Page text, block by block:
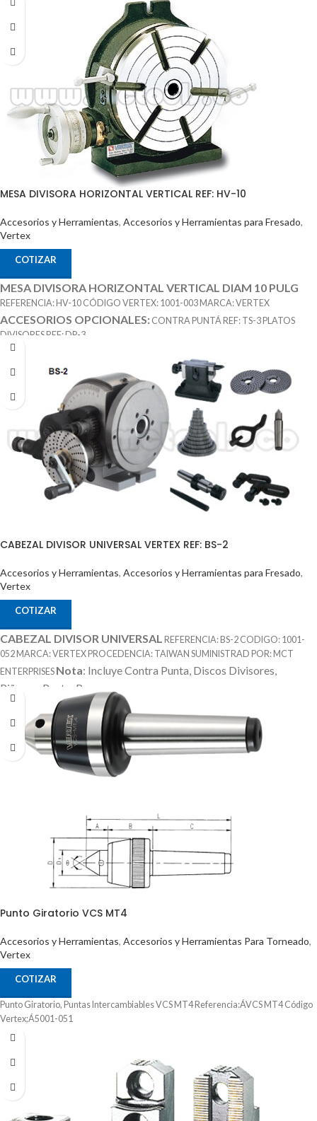
MESA DIVISORA HORIZONTAL VERTICAL REF: HV-10
Accesorios y Herramientas, Accesorios y Herramientas para Fresado,
Vertex
COTIZAR
MESA DIVISORA HORIZONTAL VERTICAL DIAM 10 PULG
REFERENCIA: HV-10 CÓDIGO VERTEX: 1001-003 MARCA: VERTEX
ACCESORIOS OPCIONALES: CONTRA PUNTÁ REF: TS-3 PLATOS
DIVISORES REF: DP-3
CABEZAL DIVISOR UNIVERSAL VERTEX REF: BS-2
Accesorios y Herramientas, Accesorios y Herramientas para Fresado,
Vertex
COTIZAR
CABEZAL DIVISOR UNIVERSAL REFERENCIA: BS-2 CODIGO: 1001-
052 MARCA: VERTEX PROCEDENCIA: TAIWAN SUMINISTRAD POR: MCT
ENTERPRISES Nota: Incluye Contra Punta, Discos Divisores,
Piñones, Punto, Perros
Punto Giratorio VCS MT4
Accesorios y Herramientas, Accesorios y Herramientas Para Torneado,
Vertex
COTIZAR
Punto Giratorio, Puntas Intercambiables VCS MT4 Referencia:ÁVCS MT4 Código
Vertex;Á5001-051